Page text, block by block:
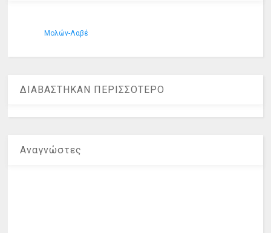
Μολών-Λαβέ
ΔΙΑΒΑΣΤΗΚΑΝ ΠΕΡΙΣΣΟΤΕΡΟ
Αναγνώστες